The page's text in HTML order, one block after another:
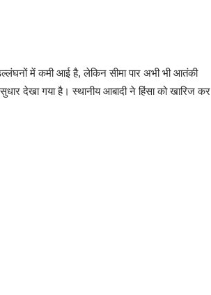
में कमी आई है, लेकिन सीमा पार अभी भी आतंकी
देखा गया है। स्थानीय आबादी ने हिंसा को खारिज कर